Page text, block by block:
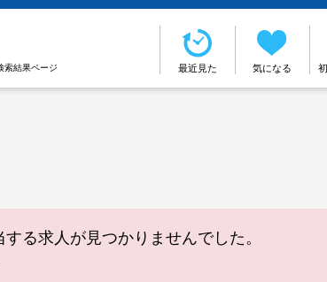
索結果ページ 最近見た 気になる
る求人が見つかりませんでした。